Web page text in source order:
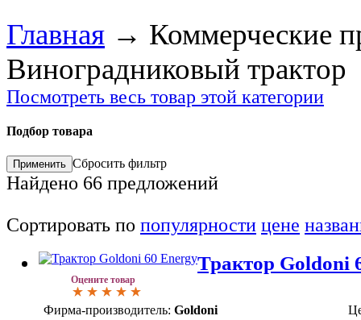
Главная → Коммерческие
Виноградниковый трактор
Посмотреть весь товар этой категории
Подбор товара
Сбросить фильтр
Найдено 66 предложений
Сортировать по популярности цене
Оцените товар
Трактор Goldoni
Фирма-производитель: Goldoni